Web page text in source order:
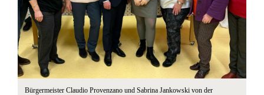
Bürgermeister Claudio Provenzano und Sabrina Jankowski von der